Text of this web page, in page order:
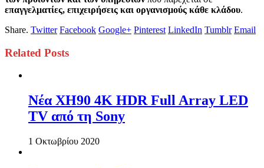
επαγγελματίες, επιχειρήσεις και οργανισμούς κάθε κλάδου.
Share. Twitter Facebook Google+ Pinterest LinkedIn Tumblr Email
Related Posts
Νέα XH90 4K HDR Full Array LED
TV από τη Sony
1 Οκτωβρίου 2020